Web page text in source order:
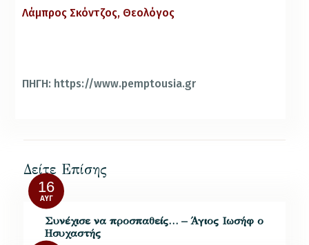
Λάμπρος Σκόντζος, Θεολόγος
ΠΗΓΗ: https://www.pemptousia.gr
Δείτε Επίσης
16
ΑΥΓ
Συνέχισε να προσπαθείς… – Άγιος Ιωσήφ ο
Ησυχαστής